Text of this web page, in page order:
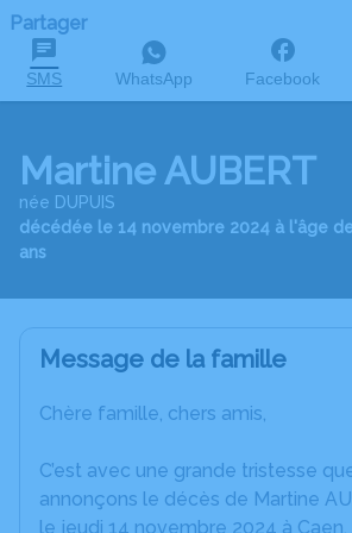
Partager
SMS WhatsApp Facebook
Martine AUBERT
née DUPUIS
décédée le 14 novembre 2024 à l'âge
ans
Message de la famille
Chère famille, chers amis,
C’est avec une grande tristesse
annonçons le décès de Martine
le jeudi 14 novembre 2024 à Caen.